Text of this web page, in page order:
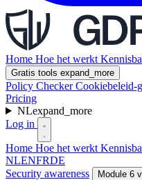
Home Hoe het werkt
Gratis tools expand_more
Policy CheckerCookiebeleid-
Pricing
NLexpand_more
Log in
Home Hoe het werkt
NLENFRDE
Security awareness
Module 6